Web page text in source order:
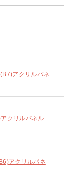
アクリルパネ
アクリルパネル
アクリルパネ